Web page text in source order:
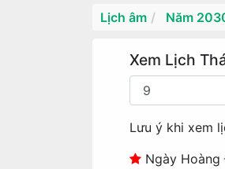
Lịch âm Năm
Xem Lịch
Lưu ý khi xem
Ngày Hoàng